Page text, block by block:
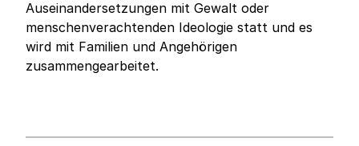
Auseinandersetzungen mit Gewalt oder
menschenverachtenden Ideologie statt und es
wird mit Familien und Angehörigen
zusammengearbeitet.